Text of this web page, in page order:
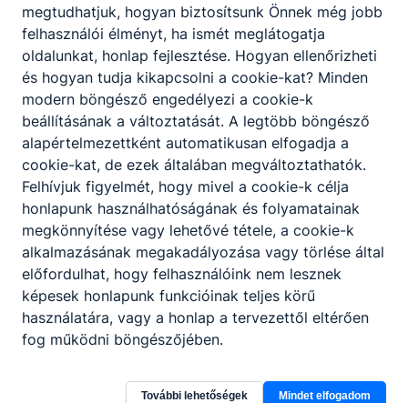
megtudhatjuk, hogyan biztosítsunk Önnek még jobb
felhasználói élményt, ha ismét meglátogatja
oldalunkat, honlap fejlesztése. Hogyan ellenőrizheti
és hogyan tudja kikapcsolni a cookie-kat? Minden
modern böngésző engedélyezi a cookie-k
beállításának a változtatását. A legtöbb böngésző
alapértelmezettként automatikusan elfogadja a
cookie-kat, de ezek általában megváltoztathatók.
Felhívjuk figyelmét, hogy mivel a cookie-k célja
honlapunk használhatóságának és folyamatainak
megkönnyítése vagy lehetővé tétele, a cookie-k
alkalmazásának megakadályozása vagy törlése által
előfordulhat, hogy felhasználóink nem lesznek
képesek honlapunk funkcióinak teljes körű
használatára, vagy a honlap a tervezettől eltérően
fog működni böngészőjében.
További lehetőségek Mindet elfogadom